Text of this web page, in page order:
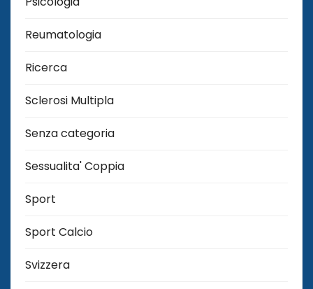
Reumatologia
Ricerca
Sclerosi Multipla
Senza categoria
Sessualita' Coppia
Sport
Sport Calcio
Svizzera